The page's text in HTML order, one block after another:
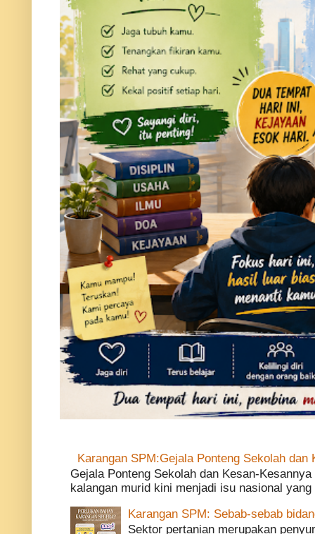
Karangan SPM:Gejala Ponteng Sekolah dan
Gejala Ponteng Sekolah dan Kesan-
kalangan murid kini menjadi isu nasional
Karangan SPM: Sebab-sebab
Sektor pertanian merupakan